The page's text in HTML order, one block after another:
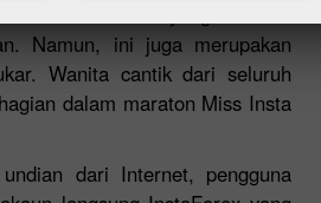
Namun, ini juga merupakan
Wanita cantik dari seluruh
dalam maraton Miss Insta
dari Internet, pengguna